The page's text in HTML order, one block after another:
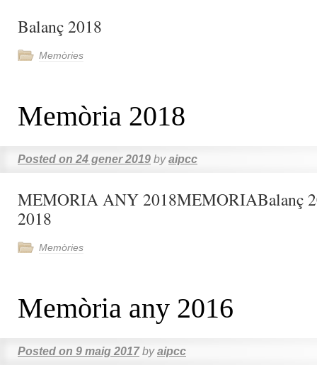
Balanç 2018
Memòries
Memòria 2018
Posted on 24 gener 2019 by aipcc
MEMORIA ANY
2018
Memòries
Memòria any 2016
Posted on 9 maig 2017 by aipcc